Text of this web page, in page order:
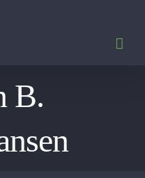
B.